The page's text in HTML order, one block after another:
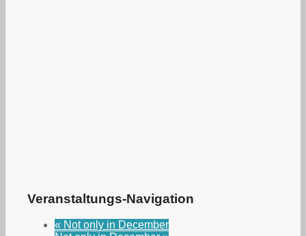
Veranstaltungs-Navigation
« Not only in December